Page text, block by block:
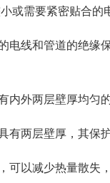
或需要紧密贴合
线和管道的绝缘保
外两层壁厚均匀
两层壁厚，其保
以减少热量散失